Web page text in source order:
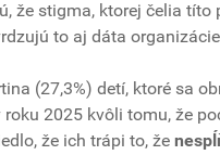
že stigma, ktorej čelia títo
to aj dáta
(27,3%) detí, ktoré sa
roku 2025 kvôli tomu, že
že ich trápi to, že